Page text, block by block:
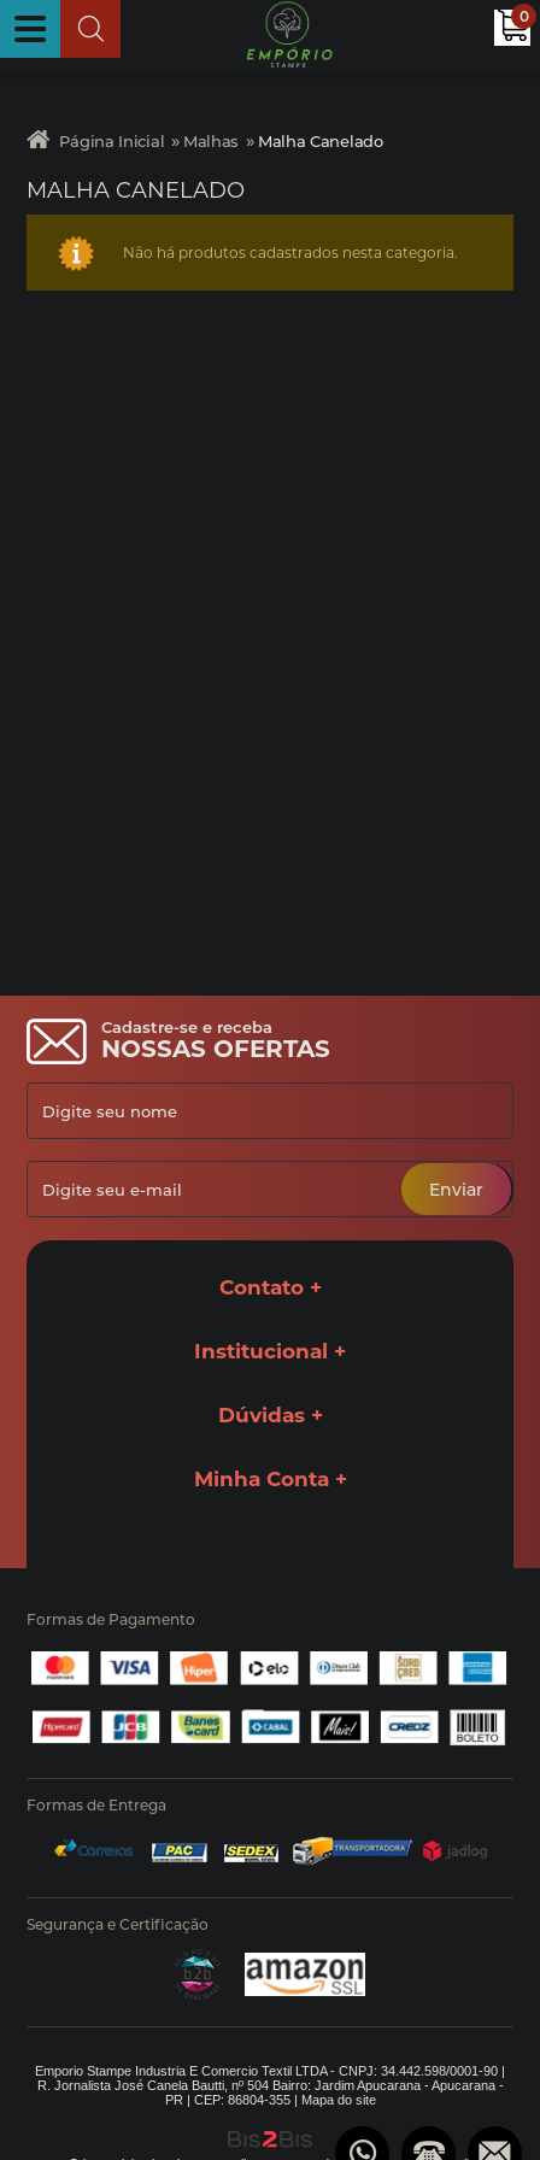
0
Página Inicial » Malhas » Malha Canelado
MALHA CANELADO
Não há produtos cadastrados nesta categoria.
Cadastre-se e receba
NOSSAS OFERTAS
Enviar
Contato
Institucional
Dúvidas
Minha Conta
Formas de Pagamento
Formas de Entrega
Segurança e Certificação
Emporio Stampe Industria E Comercio Textil LTDA - CNPJ: 34.442.598/0001-90 |
R. Jornalista José Canela Bautti, nº 504 Bairro: Jardim Apucarana - Apucarana -
PR | CEP: 86804-355 | Mapa do site